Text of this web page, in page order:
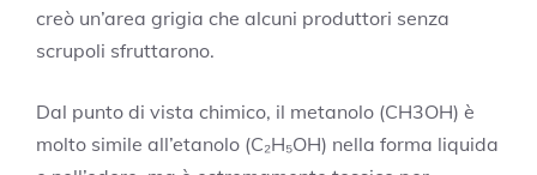
creò un’area grigia che alcuni produttori senza
scrupoli sfruttarono.
Dal punto di vista chimico, il metanolo (CH3OH) è
molto simile all’etanolo (C₂H₅OH) nella forma liquida